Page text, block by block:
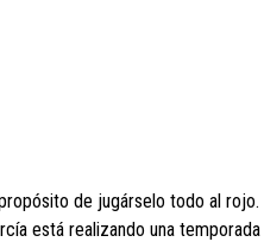
de jugárselo todo al rojo.
está realizando una